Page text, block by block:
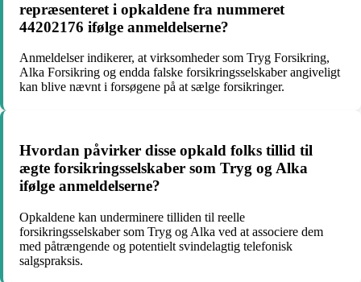
repræsenteret i opkaldene fra nummeret
44202176 ifølge anmeldelserne?
Anmeldelser indikerer, at virksomheder som Tryg Forsikring,
Alka Forsikring og endda falske forsikringsselskaber angiveligt
kan blive nævnt i forsøgene på at sælge forsikringer.
Hvordan påvirker disse opkald folks tillid til
ægte forsikringsselskaber som Tryg og Alka
ifølge anmeldelserne?
Opkaldene kan underminere tilliden til reelle
forsikringsselskaber som Tryg og Alka ved at associere dem
med påtrængende og potentielt svindelagtig telefonisk
salgspraksis.